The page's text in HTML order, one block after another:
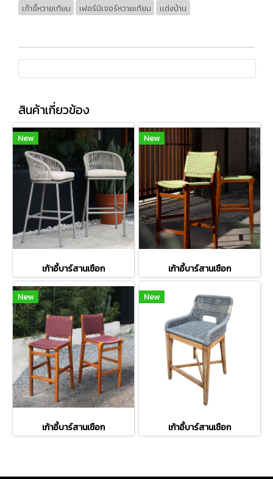
เก้าอี้หวายเทียม
เฟอร์นิเจอร์หวายเทียม แต่งบ้าน
สินค้าเกี่ยวข้อง
New
เก้าอี้บาร์สานเชือก
New
เก้าอี้บาร์สานเชือก
New
เก้าอี้บาร์สานเชือก
New
เก้าอี้บาร์สานเชือก